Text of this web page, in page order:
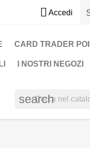
 Accedi
CARD TRADER
I NOSTRI NEGOZI
search